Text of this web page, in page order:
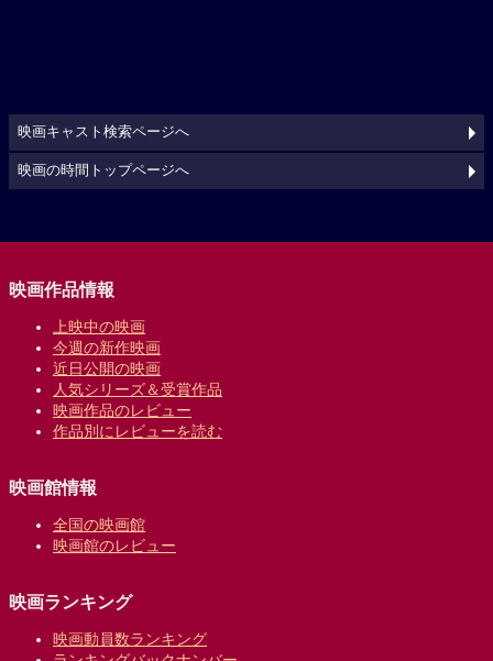
映画キャスト検索ページへ
映画の時間トップページへ
映画作品情報
上映中の映画
今週の新作映画
近日公開の映画
人気シリーズ＆受賞作品
映画作品のレビュー
作品別にレビューを読む
映画館情報
全国の映画館
映画館のレビュー
映画ランキング
映画動員数ランキング